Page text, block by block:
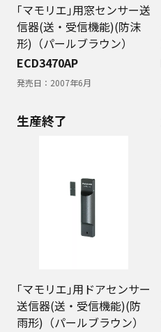
｢マモリエ｣用窓センサー送
信器(送・受信機能)(防沫
形)（パールブラウン）
ECD3470AP
発売日： 2007年6月
生産終了
｢マモリエ｣用ドアセンサー
送信器(送・受信機能)(防
雨形)（パールブラウン）